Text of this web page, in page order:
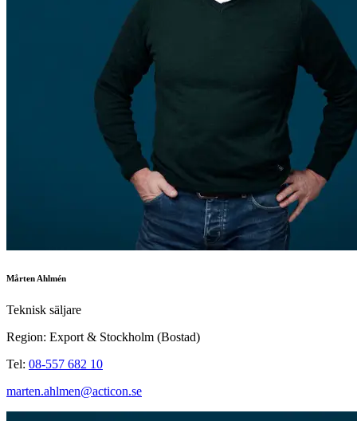
Mårten Ahlmén
Teknisk säljare
Region: Export & Stockholm (Bostad)
Tel: 08-557 682 10
marten.ahlmen@acticon.se